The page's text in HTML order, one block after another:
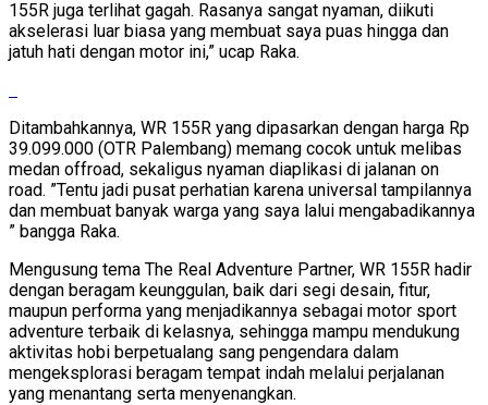
155R juga terlihat gagah. Rasanya sangat nyaman, diikuti
akselerasi luar biasa yang membuat saya puas hingga dan
jatuh hati dengan motor ini,” ucap Raka.
Ditambahkannya, WR 155R yang dipasarkan dengan harga Rp
39.099.000 (OTR Palembang) memang cocok untuk melibas
medan offroad, sekaligus nyaman diaplikasi di jalanan on
road. ”Tentu jadi pusat perhatian karena universal tampilannya
dan membuat banyak warga yang saya lalui mengabadikannya
” bangga Raka.
Mengusung tema The Real Adventure Partner, WR 155R hadir
dengan beragam keunggulan, baik dari segi desain, fitur,
maupun performa yang menjadikannya sebagai motor sport
adventure terbaik di kelasnya, sehingga mampu mendukung
aktivitas hobi berpetualang sang pengendara dalam
mengeksplorasi beragam tempat indah melalui perjalanan
yang menantang serta menyenangkan.